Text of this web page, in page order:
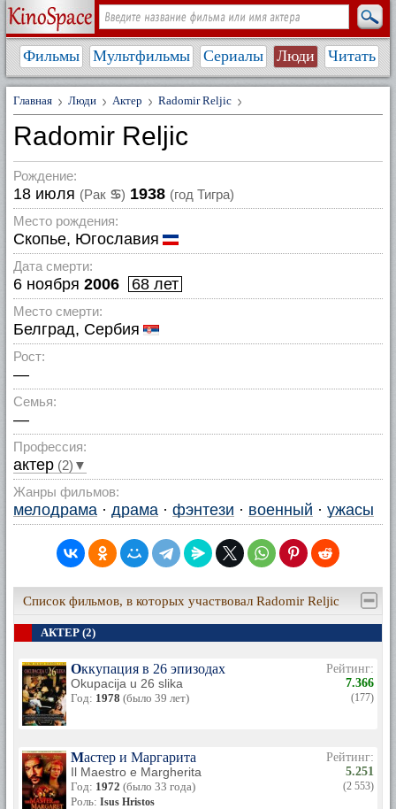
Фильмы Мультфильмы Сериалы Люди Читать
Главная Люди Актер Radomir Reljic
Radomir Reljic
Рождение:
18 июля (Рак ♋) 1938 (год Тигра)
Место рождения:
Скопье, Югославия
Дата смерти:
6 ноября 2006 68 лет
Место смерти:
Белград, Сербия
Рост:
—
Семья:
—
Профессия:
актер (2)▼
Жанры фильмов:
мелодрама · драма · фэнтези · военный · ужасы
Список фильмов, в которых участвовал Radomir Reljic
АКТЕР (2)
Оккупация в 26 эпизодах
Okupacija u 26 slika
Год: 1978 (было 39 лет)
Рейтинг:
7.366
(177)
Мастер и Маргарита
Il Maestro e Margherita
Год: 1972 (было 33 года)
Роль: Isus Hristos
Рейтинг:
5.251
(2 553)